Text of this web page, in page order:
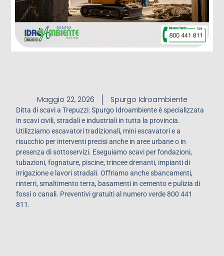
Ditta di scavi a Trepuzzi: Spurgo Idroambiente è specializzata
in scavi civili, stradali e industriali in tutta la provincia.
Utilizziamo escavatori tradizionali, mini escavatori e a
risucchio per interventi precisi anche in aree urbane o in
presenza di sottoservizi. Eseguiamo scavi per fondazioni,
tubazioni, fognature, piscine, trincee drenanti, impianti di
irrigazione e lavori stradali. Offriamo anche sbancamenti,
rinterri, smaltimento terra, basamenti in cemento e pulizia di
fossi o canali. Preventivi gratuiti al numero verde 800 441
811.
Maggio 22, 2026 Spurgo Idroambiente